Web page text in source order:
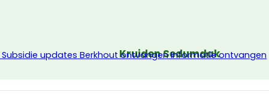
Kruiden Sedumdak
Subsidie updates Berkhout ontvangen Informatie ontvangen